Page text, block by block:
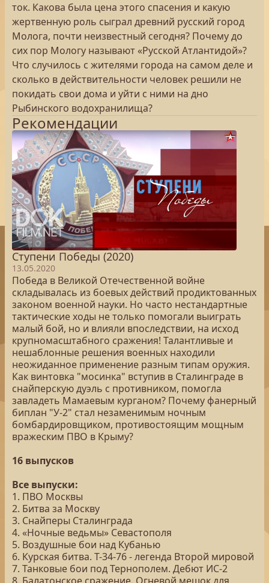
ток. Какова была цена этого спасения и какую
жертвенную роль сыграл древний русский город
Молога, почти неизвестный сегодня? Почему до
сих пор Мологу называют «Русской Атлантидой»?
Что случилось с жителями города на самом деле и
сколько в действительности человек решили не
покидать свои дома и уйти с ними на дно
Рыбинского водохранилища?
Рекомендации
Ступени Победы (2020)
13.05.2020
Победа в Великой Отечественной войне
складывалась из боевых действий продиктованных
законом военной науки. Но часто нестандартные
тактические ходы не только помогали выиграть
малый бой, но и влияли впоследствии, на исход
крупномасштабного сражения! Талантливые и
нешаблонные решения военных находили
неожиданное применение разным типам оружия.
Как винтовка "мосинка" вступив в Сталинграде в
снайперскую дуэль с противником, помогла
завладеть Мамаевым курганом? Почему фанерный
биплан "У-2" стал незаменимым ночным
бомбардировщиком, противостоящим мощным
вражеским ПВО в Крыму?
16 выпусков
Все выпуски:
1. ПВО Москвы
2. Битва за Москву
3. Снайперы Сталинграда
4. «Ночные ведьмы» Севастополя
5. Воздушные бои над Кубанью
6. Курская битва. Т-34-76 - легенда Второй мировой
7. Танковые бои под Тернополем. Дебют ИС-2